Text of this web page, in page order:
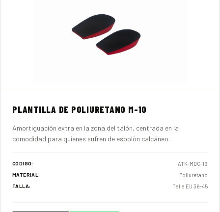
PLANTILLA DE POLIURETANO M-10
Amortiguación extra en la zona del talón, centrada en la
comodidad para quienes sufren de espolón calcáneo.
CÓDIGO: ATK-MDC-19
MATERIAL: Poliuretano
TALLA: Talla EU 36–45